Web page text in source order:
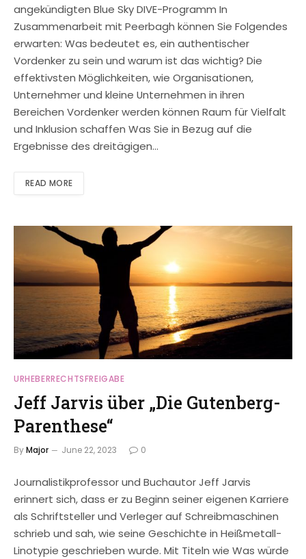
angekündigten Blue Sky DIVE-Programm In
Zusammenarbeit mit Peerbagh können Sie Folgendes
erwarten: Was bedeutet es, ein authentischer
Vordenker zu sein und warum ist das wichtig? Die
effektivsten Möglichkeiten, wie Organisationen,
Unternehmer und kleine Unternehmen in ihren
Bereichen Vordenker werden können Raum für Vielfalt
und Inklusion schaffen Was Sie in Bezug auf die
Ergebnisse des dreitägigen…
READ MORE
URHEBERRECHTSFREIGABE
Jeff Jarvis über „Die Gutenberg-
Parenthese“
ByMajor June 22, 2023 0
Journalistikprofessor und Buchautor Jeff Jarvis
erinnert sich, dass er zu Beginn seiner eigenen Karriere
als Schriftsteller und Verleger auf Schreibmaschinen
schrieb und sah, wie seine Geschichte in Heißmetall-
Linotypie geschrieben wurde. Mit Titeln wie Was würde